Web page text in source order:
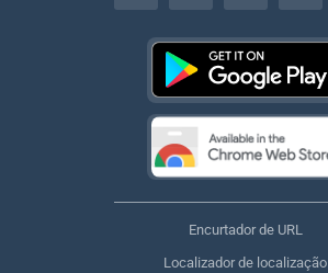
Encurtador de URL
Localizador de localização